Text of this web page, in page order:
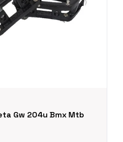
Gw 204u Bmx Mtb